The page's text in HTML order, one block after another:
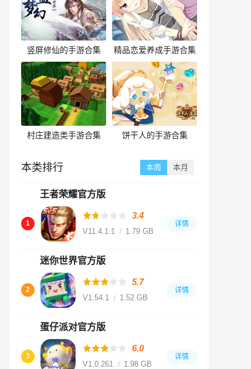
竖屏修仙的手游合集 精品恋爱养成手游合集
村庄建造类手游合集 饼干人的手游合集
本类排行 本周 本月
王者荣耀官方版
1
3.4
V11.4.1.1 1.79 GB
详情
迷你世界官方版
2
5.7
V1.54.1 1.52 GB
详情
蛋仔派对官方版
3
6.0
V1.0.261 1.98 GB
详情